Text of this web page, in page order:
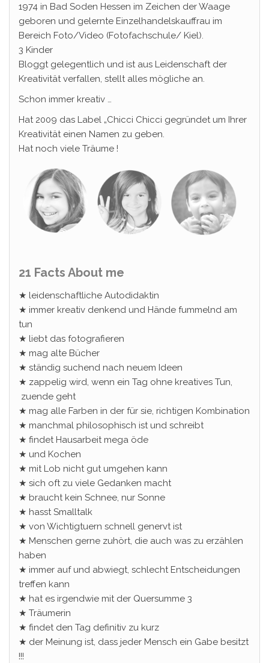
1974 in Bad Soden Hessen im Zeichen der Waage
geboren und gelernte Einzelhandelskauffrau im
Bereich Foto/Video (Fotofachschule/ Kiel).
3 Kinder
Bloggt gelegentlich und ist aus Leidenschaft der
Kreativität verfallen, stellt alles mögliche an.
Schon immer kreativ …
Hat 2009 das Label „Chicci Chicci gegründet um Ihrer
Kreativität einen Namen zu geben.
Hat noch viele Träume !
21 Facts About me
★ leidenschaftliche Autodidaktin
★ immer kreativ denkend und Hände fummelnd am
tun
★ liebt das fotografieren
★ mag alte Bücher
★ ständig suchend nach neuem Ideen
★ zappelig wird, wenn ein Tag ohne kreatives Tun,
zuende geht
★ mag alle Farben in der für sie, richtigen Kombination
★ manchmal philosophisch ist und schreibt
★ findet Hausarbeit mega öde
★ und Kochen
★ mit Lob nicht gut umgehen kann
★ sich oft zu viele Gedanken macht
★ braucht kein Schnee, nur Sonne
★ hasst Smalltalk
★ von Wichtigtuern schnell genervt ist
★ Menschen gerne zuhört, die auch was zu erzählen
haben
★ immer auf und abwiegt, schlecht Entscheidungen
treffen kann
★ hat es irgendwie mit der Quersumme 3
★ Träumerin
★ findet den Tag definitiv zu kurz
★ der Meinung ist, dass jeder Mensch ein Gabe besitzt
!!!